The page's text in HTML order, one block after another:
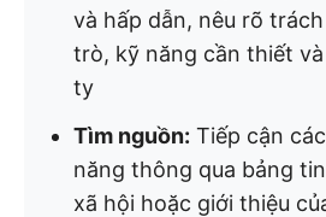
và hấp dẫn, nêu rõ
trò, kỹ năng cần thiết
ty
Tìm nguồn: Tiếp cận
năng thông qua bảng
xã hội hoặc giới thiệu